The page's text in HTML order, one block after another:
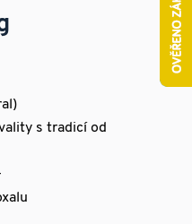
s tradicí od